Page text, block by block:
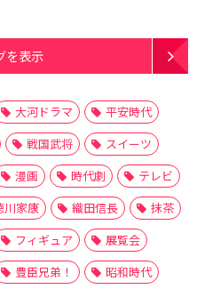
を表示
大河ドラマ
平安時代
戦国武将
スイーツ
漫画 時代劇
テレビ
川家康 織田信長
抹茶
フィギュア
展覧会
豊臣兄弟！
昭和時代